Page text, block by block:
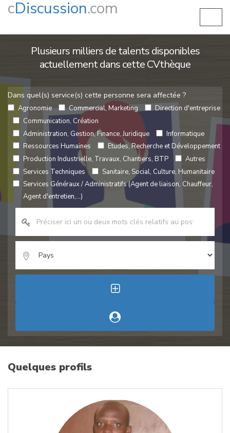
cDiscussion.com
Plusieurs milliers de talents disponibles
actuellement dans cette CVthèque
Dans quel(s) service(s) cette personne sera affectée ?
Agronomie Commercial, Marketing
Direction d'entreprise
Communication, Création
Administration, Gestion, Finance, Juridique
Informatique
Ressources Humaines
Etudes, Recherche et Développement
Production Industrielle, Travaux, Chantiers, BTP
Autres
Services Techniques
Sanitaire, Social, Culture, Humanitaire
Services Généraux / Administratifs (Agent de liaison, Chauffeur,
Agent d'entretien,...)
Quelques profils